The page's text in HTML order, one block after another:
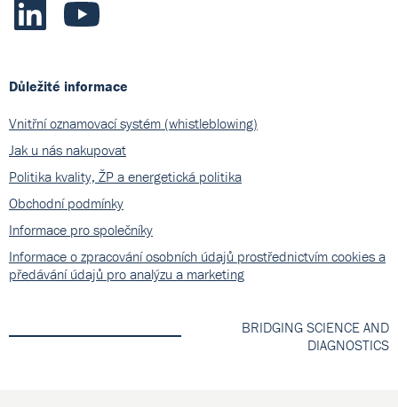
Důležité informace
Vnitřní oznamovací systém (whistleblowing)
Jak u nás nakupovat
Politika kvality, ŽP a energetická politika
Obchodní podmínky
Informace pro společníky
Informace o zpracování osobních údajů prostřednictvím cookies a
předávání údajů pro analýzu a marketing
BRIDGING SCIENCE AND
DIAGNOSTICS